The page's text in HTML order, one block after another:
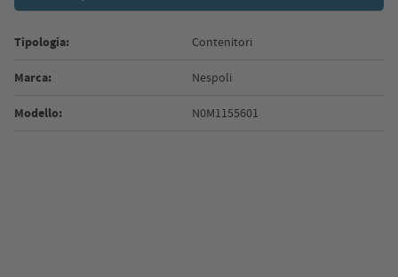
Tipologia: Contenitori
Marca: Nespoli
Modello: N0M1155601